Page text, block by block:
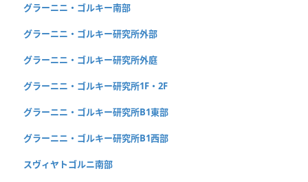
グラーニニ・ゴルキー南部
グラーニニ・ゴルキー研究所外部
グラーニニ・ゴルキー研究所外庭
グラーニニ・ゴルキー研究所1F・2F
グラーニニ・ゴルキー研究所B1東部
グラーニニ・ゴルキー研究所B1西部
スヴィヤトゴルニ南部